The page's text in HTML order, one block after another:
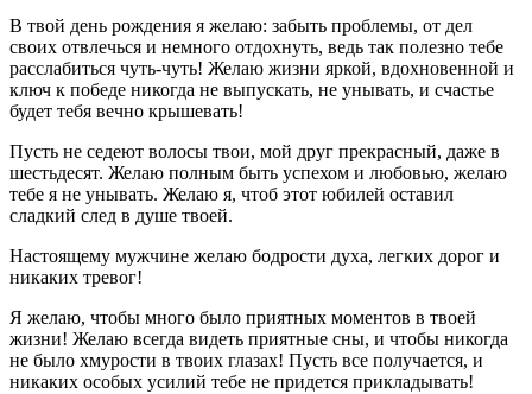
В твой день рождения я желаю: забыть проблемы, от дел
своих отвлечься и немного отдохнуть, ведь так полезно тебе
расслабиться чуть-чуть! Желаю жизни яркой, вдохновенной и
ключ к победе никогда не выпускать, не унывать, и счастье
будет тебя вечно крышевать!
Пусть не седеют волосы твои, мой друг прекрасный, даже в
шестьдесят. Желаю полным быть успехом и любовью, желаю
тебе я не унывать. Желаю я, чтоб этот юбилей оставил
сладкий след в душе твоей.
Настоящему мужчине желаю бодрости духа, легких дорог и
никаких тревог!
Я желаю, чтобы много было приятных моментов в твоей
жизни! Желаю всегда видеть приятные сны, и чтобы никогда
не было хмурости в твоих глазах! Пусть все получается, и
никаких особых усилий тебе не придется прикладывать!